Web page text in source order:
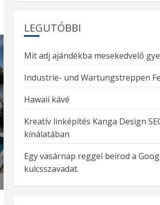
LEGUTÓBBI
Mit adj ajándékba mesekedvelő
Industrie- und Wartungstreppen
Hawaii kávé
Kreatív linképítés Kanga Design
kínálatában
Egy vasárnap reggel beírod a
kulcsszavadat.